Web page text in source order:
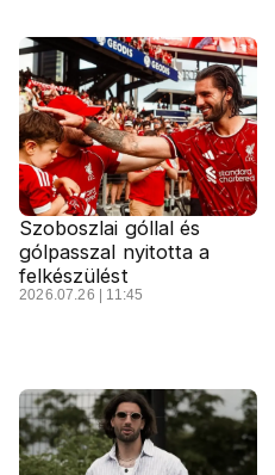
Szoboszlai góllal és
gólpasszal nyitotta a
felkészülést
2026.07.26 | 11:45